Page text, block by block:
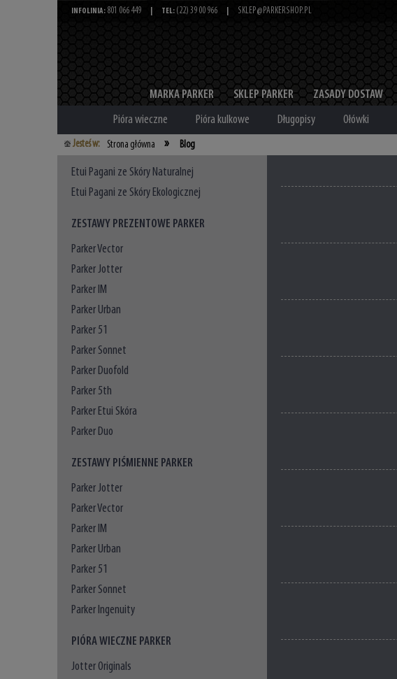
MARKA PARKER SKLEP PARKER ZASADY DOSTAW
INFOLINIA: 801 066 449 TEL: (22) 39 00 966 SKLEP@PARKERSHOP.PL
Pióra wieczne Pióra kulkowe Długopisy Ołówki
Jesteś w: Strona główna » Blog
Etui Pagani ze Skóry Naturalnej
Etui Pagani ze Skóry Ekologicznej
ZESTAWY PREZENTOWE PARKER
Parker Vector
Parker Jotter
Parker IM
Parker Urban
Parker 51
Parker Sonnet
Parker Duofold
Parker 5th
Parker Etui Skóra
Parker Duo
ZESTAWY PIŚMIENNE PARKER
Parker Jotter
Parker Vector
Parker IM
Parker Urban
Parker 51
Parker Sonnet
Parker Ingenuity
PIÓRA WIECZNE PARKER
Jotter Originals